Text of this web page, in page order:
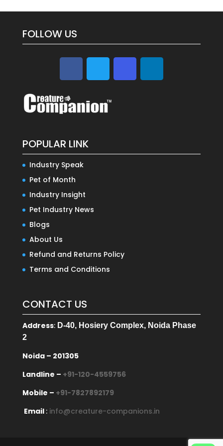
FOLLOW US
POPULAR LINK
Industry Speak
Pet of Month
Industry Insight
Pet Industry News
Blogs
About Us
Refund and Returns Policy
Terms and Conditions
CONTACT US
Address:D-40, Hosiery Complex, Noida Phase
2
Noida – 201305
Landline – +91-120-4559756
Mobile – +91-7827892179
Email : info@creature-companions.in